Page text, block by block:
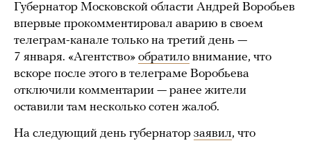
Губернатор Московской области Андрей Воробьев
впервые прокомментировал аварию в своем
телеграм-канале только на третий день —
7 января. «Агентство» обратило внимание, что
вскоре после этого в телеграме Воробьева
отключили комментарии — ранее жители
оставили там несколько сотен жалоб.
На следующий день губернатор заявил, что